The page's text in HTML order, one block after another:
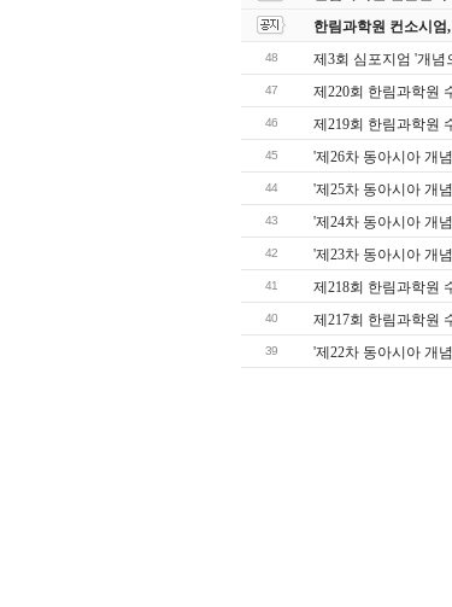
한림과학원 컨소시
48 제3회 심포지엄 '개념
47 제220회 한림과학원
46 제219회 한림과학원
45 '제26차 동아시아 개
44 '제25차 동아시아 개
43 '제24차 동아시아 개
42 '제23차 동아시아 개
41 제218회 한림과학원
40 제217회 한림과학원
39 '제22차 동아시아 개